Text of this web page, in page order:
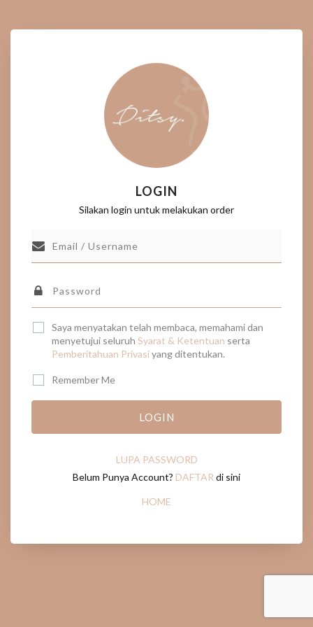
LOGIN
Silakan login untuk melakukan order
Saya menyatakan telah membaca, memahami dan
menyetujui seluruh Syarat & Ketentuan serta
Pemberitahuan Privasiyang ditentukan.
Remember Me
LOGIN
LUPA PASSWORD
Belum Punya Account? DAFTAR di sini
HOME